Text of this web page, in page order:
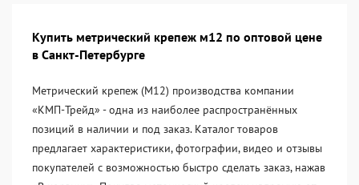
Купить метрический крепеж м12 по оптовой цене
в Санкт-Петербурге
Метрический крепеж (М12) производства компании
«KМП-Трейд» - одна из наиболее распространённых
позиций в наличии и под заказ. Каталог товаров
предлагает характеристики, фотографии, видео и отзывы
покупателей с возможностью быстро сделать заказ, нажав